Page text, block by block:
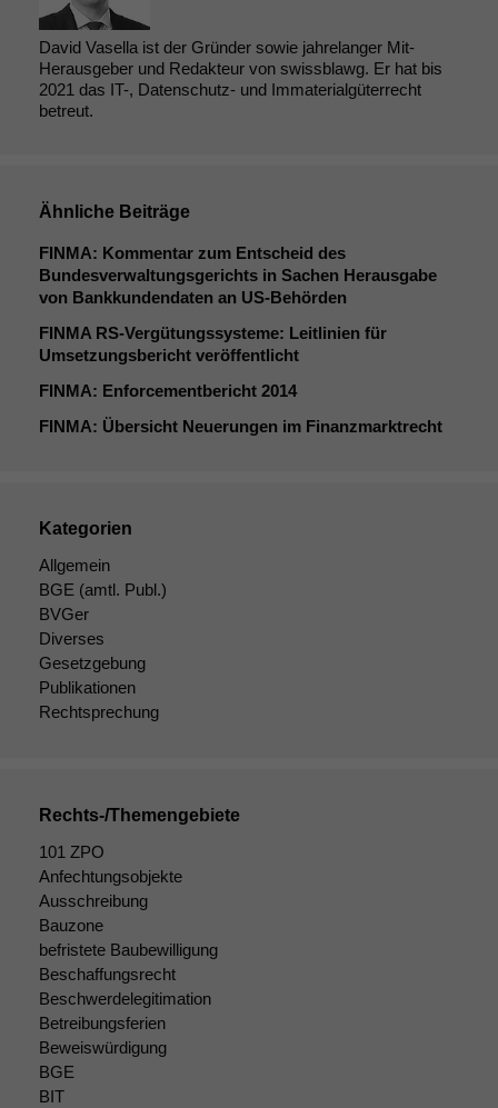
David Vasella ist der Gründer sowie jahrelanger Mit-
Herausgeber und Redakteur von swissblawg. Er hat bis
2021 das IT-, Datenschutz- und Immaterialgüterrecht
betreut.
Ähnliche Beiträge
FINMA: Kommentar zum Entscheid des
Bundesverwaltungsgerichts in Sachen Herausgabe
von Bankkundendaten an US-Behörden
FINMA RS-Vergütungssysteme: Leitlinien für
Umsetzungsbericht veröffentlicht
FINMA: Enforcementbericht 2014
FINMA: Übersicht Neuerungen im Finanzmarktrecht
Kategorien
Allgemein
BGE (amtl. Publ.)
BVGer
Diverses
Gesetzgebung
Publikationen
Rechtsprechung
Rechts-/Themengebiete
101 ZPO
Anfechtungsobjekte
Ausschreibung
Bauzone
befristete Baubewilligung
Beschaffungsrecht
Beschwerdelegitimation
Betreibungsferien
Beweiswürdigung
BGE
BIT